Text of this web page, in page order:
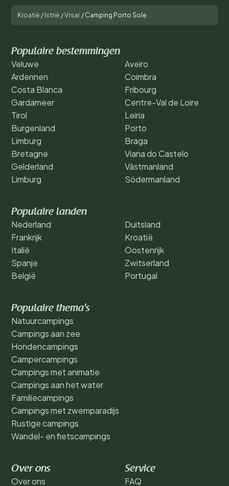
Kroatië / Istrië /Vrsar / Camping Porto Sole
Populaire bestemmingen
Veluwe
Ardennen
Costa Blanca
Gardameer
Tirol
Burgenland
Limburg
Bretagne
Gelderland
Limburg
Aveiro
Coimbra
Fribourg
Centre-Val de Loire
Leiria
Porto
Braga
Viana do Castelo
Västmanland
Södermanland
Populaire landen
Nederland
Frankrijk
Italië
Spanje
België
Duitsland
Kroatië
Oostenrijk
Zwitserland
Portugal
Populaire thema's
Natuurcampings
Campings aan zee
Hondencampings
Campercampings
Campings met animatie
Campings aan het water
Familiecampings
Campings met zwemparadijs
Rustige campings
Wandel- en fietscampings
Over ons
Over ons
Service
FAQ